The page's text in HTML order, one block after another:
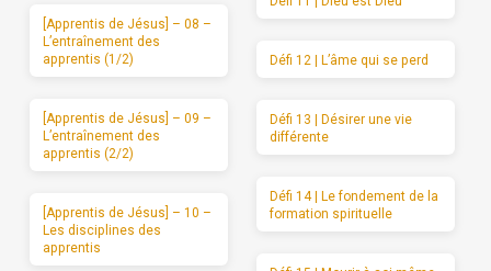
[Apprentis de Jésus] – 08 –
L’entraînement des
apprentis (1/2)
[Apprentis de Jésus] – 09 –
L’entraînement des
apprentis (2/2)
[Apprentis de Jésus] – 10 –
Les disciplines des
apprentis
Défi 12 | L’âme qui se perd
Défi 13 | Désirer une vie
différente
Défi 14 | Le fondement de la
formation spirituelle